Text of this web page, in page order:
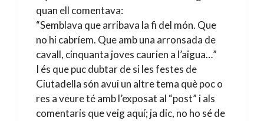
quan ell comentava:
“Semblava que arribava la fi del món. Que
no hi cabríem. Que amb una arronsada de
cavall, cinquanta joves caurien a l’aigua…”
I és que puc dubtar de si les festes de
Ciutadella són avui un altre tema què poc o
res a veure té amb l’exposat al “post” i als
comentaris que veig aquí; ja dic, no ho sé de